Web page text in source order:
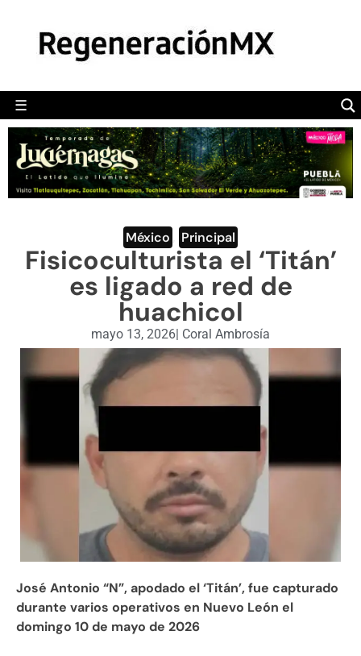
☰
POLÍTICA
CAMALEÓN
OPINIÓN
DEPORTES
ENGLISH SECTION
VIDEOS
México Principal
Fisicoculturista el ‘Titán’
es ligado a red de
huachicol
mayo 13, 2026| Coral Ambrosía
José Antonio “N”, apodado el ‘Titán’, fue capturado
durante varios operativos en Nuevo León el
domingo 10 de mayo de 2026